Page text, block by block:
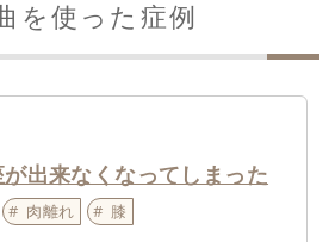
を使った症例
出来なくなってしまった
肉離れ 膝